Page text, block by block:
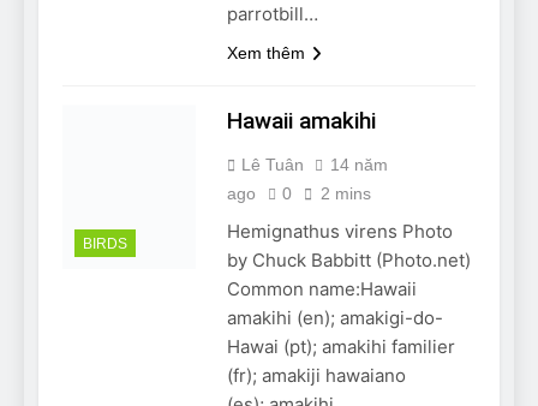
parrotbill…
Xem thêm
BIRDS
Hawaii amakihi
Lê Tuân
14 năm
ago
0 2 mins
Hemignathus virens Photo
by Chuck Babbitt (Photo.net)
Common name:Hawaii
amakihi (en); amakigi-do-
Hawai (pt); amakihi familier
(fr); amakiji hawaiano